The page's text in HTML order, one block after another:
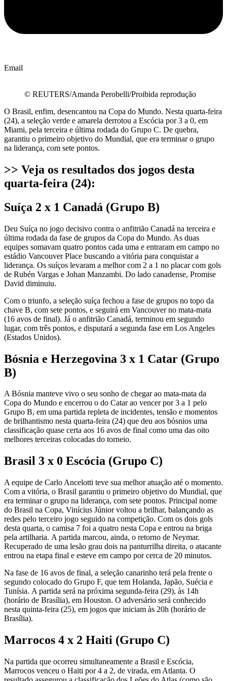
Email
© REUTERS/Amanda Perobelli/Proibida reprodução
O Brasil, enfim, desencantou na Copa do Mundo. Nesta quarta-feira
(24), a seleção verde e amarela derrotou a Escócia por 3 a 0, em
Miami, pela terceira e última rodada do Grupo C. De quebra,
garantiu o primeiro objetivo do Mundial, que era terminar o grupo
na liderança, com sete pontos.
>> Veja os resultados dos jogos desta
quarta-feira (24):
Suíça 2 x 1 Canadá (Grupo B)
Deu Suíça no jogo decisivo contra o anfitrião Canadá na terceira e
última rodada da fase de grupos da Copa do Mundo. As duas
equipes somavam quatro pontos cada uma e entraram em campo no
estádio Vancouver Place buscando a vitória para conquistar a
liderança. Os suíços levaram a melhor com 2 a 1 no placar com gols
de Rubén Vargas e Johan Manzambi. Do lado canadense, Promise
David diminuiu.
Com o triunfo, a seleção suíça fechou a fase de grupos no topo da
chave B, com sete pontos, e seguirá em Vancouver no mata-mata
(16 avos de final). Já o anfitrião Canadá, terminou em segundo
lugar, com três pontos, e disputará a segunda fase em Los Angeles
(Estados Unidos).
Bósnia e Herzegovina 3 x 1 Catar (Grupo
B)
A Bósnia manteve vivo o seu sonho de chegar ao mata-mata da
Copa do Mundo e encerrou o do Catar ao vencer por 3 a 1 pelo
Grupo B, em uma partida repleta de incidentes, tensão e momentos
de brilhantismo nesta quarta-feira (24) que deu aos bósnios uma
classificação quase certa aos 16 avos de final como uma das oito
melhores terceiras colocadas do torneio.
Brasil 3 x 0 Escócia (Grupo C)
A equipe de Carlo Ancelotti teve sua melhor atuação até o momento.
Com a vitória, o Brasil garantiu o primeiro objetivo do Mundial, que
era terminar o grupo na liderança, com sete pontos. Principal nome
do Brasil na Copa, Vinícius Júnior voltou a brilhar, balançando as
redes pelo terceiro jogo seguido na competição. Com os dois gols
desta quarta, o camisa 7 foi a quatro nesta Copa e entrou na briga
pela artilharia. A partida marcou, ainda, o retorno de Neymar.
Recuperado de uma lesão grau dois na panturrilha direita, o atacante
entrou na etapa final e esteve em campo por cerca de 20 minutos.
Na fase de 16 avos de final, a seleção canarinho terá pela frente o
segundo colocado do Grupo F, que tem Holanda, Japão, Suécia e
Tunísia. A partida será na próxima segunda-feira (29), às 14h
(horário de Brasília), em Houston. O adversário será conhecido
nesta quinta-feira (25), em jogos que iniciam às 20h (horário de
Brasília).
Marrocos 4 x 2 Haiti (Grupo C)
Na partida que ocorreu simultaneamente a Brasil e Escócia,
Marrocos venceu o Haiti por 4 a 2, de virada, em Atlanta. O